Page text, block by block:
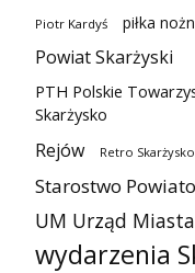
Piotr Kardyś piłka
Powiat Skarżyski
PTH Polskie
Skarżysko
Rejów Retro Skarżysko
Starostwo
UM Urząd
wydarzenia